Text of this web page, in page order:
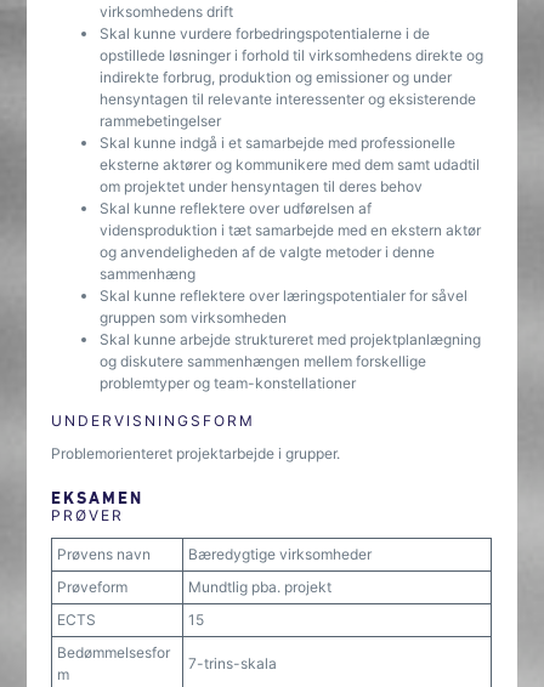
virksomhedens drift
Skal kunne vurdere forbedringspotentialerne i de
opstillede løsninger i forhold til virksomhedens direkte og
indirekte forbrug, produktion og emissioner og under
hensyntagen til relevante interessenter og eksisterende
rammebetingelser
Skal kunne indgå i et samarbejde med professionelle
eksterne aktører og kommunikere med dem samt udadtil
om projektet under hensyntagen til deres behov
Skal kunne reflektere over udførelsen af
vidensproduktion i tæt samarbejde med en ekstern aktør
og anvendeligheden af de valgte metoder i denne
sammenhæng
Skal kunne reflektere over læringspotentialer for såvel
gruppen som virksomheden
Skal kunne arbejde struktureret med projektplanlægning
og diskutere sammenhængen mellem forskellige
problemtyper og team-konstellationer
UNDERVISNINGSFORM
Problemorienteret projektarbejde i grupper.
EKSAMEN
PRØVER
Prøvens navn
Bæredygtige virksomheder
Prøveform
Mundtlig pba. projekt
ECTS
15
Bedømmelsesfor
m
7-trins-skala